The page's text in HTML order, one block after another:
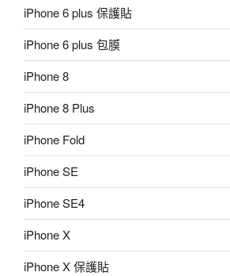
iPhone 6 plus 保護貼
iPhone 6 plus 包膜
iPhone 8
iPhone 8 Plus
iPhone Fold
iPhone SE
iPhone SE4
iPhone X
iPhone X 保護貼